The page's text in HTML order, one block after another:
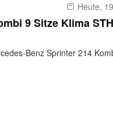
Heute,
9 Sitze Klima
Benz Sprinter 214